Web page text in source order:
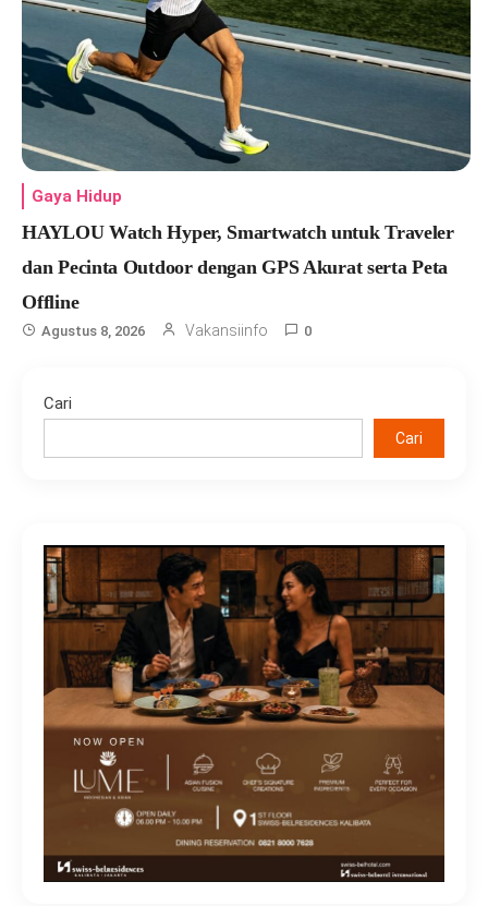
Gaya Hidup
HAYLOU Watch Hyper, Smartwatch untuk Traveler
dan Pecinta Outdoor dengan GPS Akurat serta Peta
Offline
Agustus 8, 2026 Vakansiinfo 0
Cari
Cari